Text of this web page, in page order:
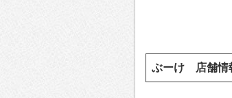
ぶーけ 店舗情